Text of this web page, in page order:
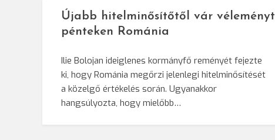
Újabb hitelminősítőtől vár véleményt
pénteken Románia
Ilie Bolojan ideiglenes kormányfő reményét fejezte
ki, hogy Románia megőrzi jelenlegi hitelminősítését
a közelgő értékelés során. Ugyanakkor
hangsúlyozta, hogy mielőbb…